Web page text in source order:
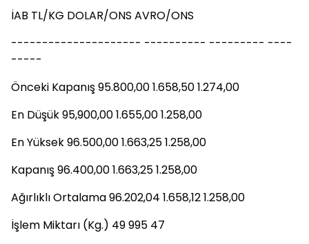
İAB TL/KG DOLAR/ONS AVRO/ONS
--------------------- ---------- --------- ----
-----
Önceki Kapanış 95.800,00 1.658,50 1.274,00
En Düşük 95,900,00 1.655,00 1.258,00
En Yüksek 96.500,00 1.663,25 1.258,00
Kapanış 96.400,00 1.663,25 1.258,00
Ağırlıklı Ortalama 96.202,04 1.658,12 1.258,00
İşlem Miktarı (Kg.) 49 995 47